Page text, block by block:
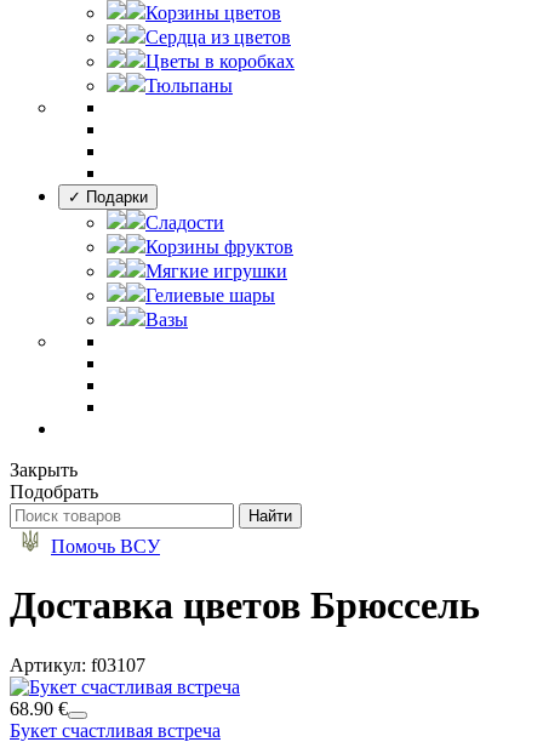
Корзины цветов
Сердца из цветов
Цветы в коробках
Тюльпаны
✓ Подарки
Сладости
Корзины фруктов
Мягкие игрушки
Гелиевые шары
Вазы
Закрыть
Подобрать
Помочь ВСУ
Доставка цветов Брюссель
Артикул: f03107
68.90 €
Букет счастливая встреча